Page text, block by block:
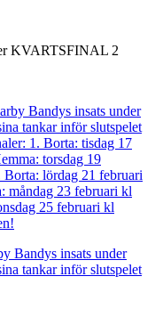
KVARTSFINAL 2
Bandys insats under
tankar inför slutspelet